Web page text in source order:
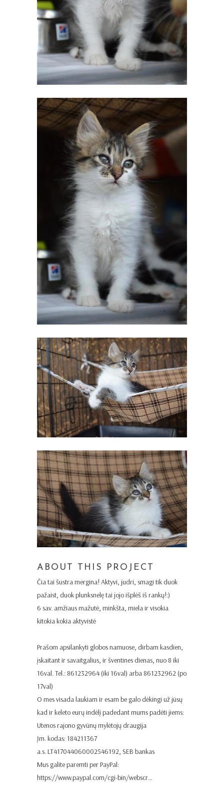
ABOUT THIS PROJECT
Čia tai šustra mergina! Aktyvi, judri, smagi tik duok
pažaist, duok plunksnelę tai jojo išplėš iš rankų!:)
6 sav. amžiaus mažutė, minkšta, miela ir visokia
kitokia kokia aktyvistė
Prašom apsilankyti globos namuose, dirbam kasdien,
įskaitant ir savaitgalius, ir šventines dienas, nuo 8 iki
16val. Tel.: 861232964 (iki 16val) arba 861232962 (po
17val)
O mes visada laukiam ir esam be galo dėkingi už jūsų
kad ir keleto eurų indėlį padedant mums padėti jiems:
Utenos rajono gyvūnų mylėtojų draugija
Įm. kodas: 184211367
a.s. LT417044060002546192, SEB bankas
Mus galite paremti per PayPal:
https://www.paypal.com/cgi-bin/webscr…